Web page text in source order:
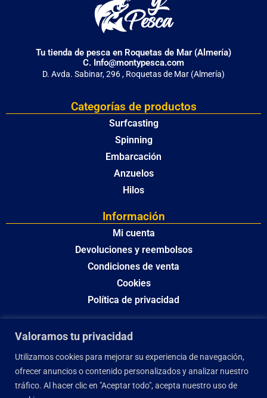
Valoramos tu privacidad
Utilizamos cookies para mejorar su experiencia de navegación,
ofrecer anuncios o contenido personalizados y analizar nuestro
tráfico. Al hacer clic en "Aceptar todo", acepta nuestro uso de
Tu tienda de pesca en Roquetas de Mar (Almería)
C. Info@montypesca.com
D. Avda. Sabinar, 296 , Roquetas de Mar (Almería)
Categorías de productos
Surfcasting
Spinning
Embarcación
Anzuelos
Hilos
Información
Mi cuenta
Devoluciones y reembolsos
Condiciones de venta
Cookies
Política de privacidad